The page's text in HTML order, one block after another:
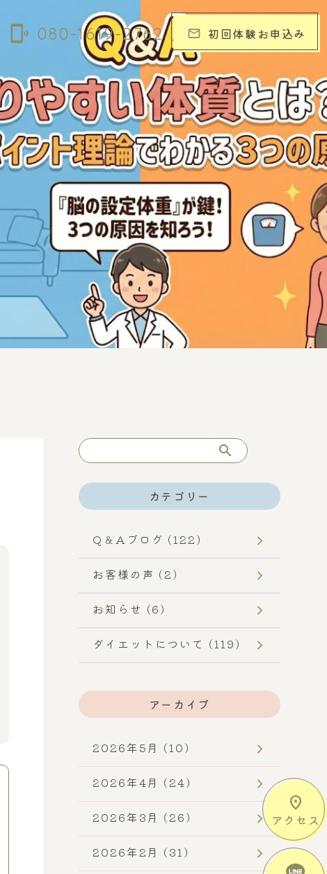
phonelink_ring 080-1619-2762 email 初回体験お申込み
location_on
アクセス
検
索
カテゴリー
Q＆Aブログ (122)
お客様の声 (2)
お知らせ (6)
ダイエットについて (119)
アーカイブ
2026年5月 (10)
2026年4月 (24)
2026年3月 (26)
2026年2月 (31)